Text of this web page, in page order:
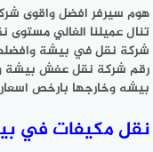
هوم سيرفر افضل واقوى
تنال عميلنا الغالي
شركة نقل في بيشة
رقم شركة نقل عفش
بيشه وخارجها بارخص
نقل مكيفات في